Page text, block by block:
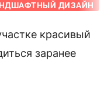
ДИЗАЙН
красивый
заранее